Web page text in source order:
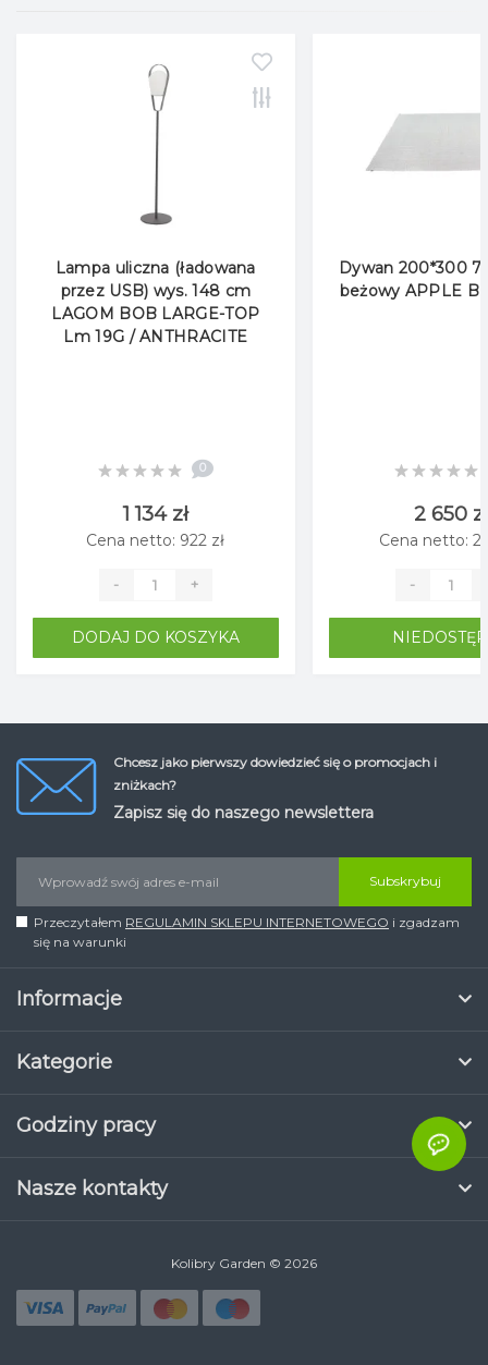
Lampa uliczna (ładowana
przez USB) wys. 148 cm
LAGOM BOB LARGE-TOP
Lm 19G / ANTHRACITE
0
1 134 zł
Cena netto: 922 zł
- +
DODAJ DO KOSZYKA
Dywan 200*300
beżowy APPLE
2 650
Cena netto: 2
-
Chcesz jako pierwszy dowiedzieć się o promocjach i
zniżkach?
Zapisz się do naszego newslettera
Subskrybuj
Przeczytałem REGULAMIN SKLEPU INTERNETOWEGO i zgadzam
się na warunki
Informacje
Kategorie
Godziny pracy
Nasze kontakty
Kolibry Garden © 2026